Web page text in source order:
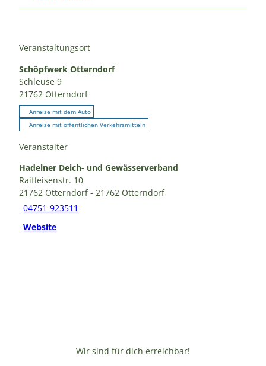
Veranstaltungsort
Schöpfwerk Otterndorf
Schleuse 9
21762 Otterndorf
Anreise mit dem Auto
Anreise mit öffentlichen Verkehrsmitteln
Veranstalter
Hadelner Deich- und Gewässerverband
Raiffeisenstr. 10
21762 Otterndorf- 21762 Otterndorf
04751-923511
Website
Wir sind für dich erreichbar!